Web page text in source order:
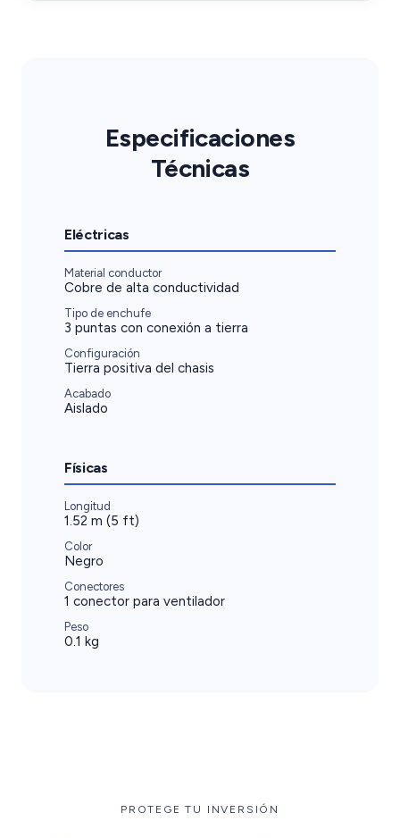
Especificaciones
Técnicas
Eléctricas
Material conductor
Cobre de alta conductividad
Tipo de enchufe
3 puntas con conexión a tierra
Configuración
Tierra positiva del chasis
Acabado
Aislado
Físicas
Longitud
1.52 m (5 ft)
Color
Negro
Conectores
1 conector para ventilador
Peso
0.1 kg
PROTEGE TU INVERSIÓN